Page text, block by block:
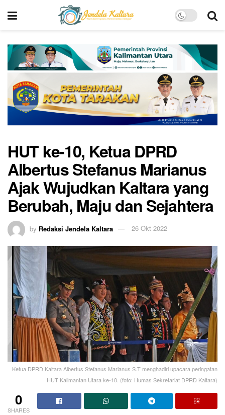
HUT ke-10, Ketua DPRD
Albertus Stefanus Marianus
Ajak Wujudkan Kaltara yang
Berubah, Maju dan Sejahtera
by Redaksi Jendela Kaltara 26 Okt 2022
Ketua DPRD Kaltara Albertus Stefanus Marianus S.T menghadiri upacara peringatan
HUT Kalimantan Utara ke-10. (foto: Humas Sekretariat DPRD Kaltara)
0
SHARES